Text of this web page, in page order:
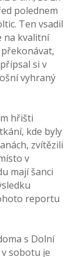
polednem
Ten vsadil
na kvalitní
si v
vyhraný
hřišti
kde byly
zvítězili
v
mají šanci
reportu
s Dolní
sobotu je